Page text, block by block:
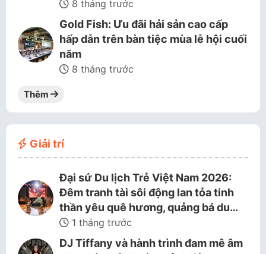
8 tháng trước
Gold Fish: Ưu đãi hải sản cao cấp
hấp dẫn trên bàn tiệc mùa lễ hội cuối
năm
8 tháng trước
Thêm
Giải trí
Đại sứ Du lịch Trẻ Việt Nam 2026:
Đêm tranh tài sôi động lan tỏa tinh
thần yêu quê hương, quảng bá du…
1 tháng trước
DJ Tiffany và hành trình đam mê âm